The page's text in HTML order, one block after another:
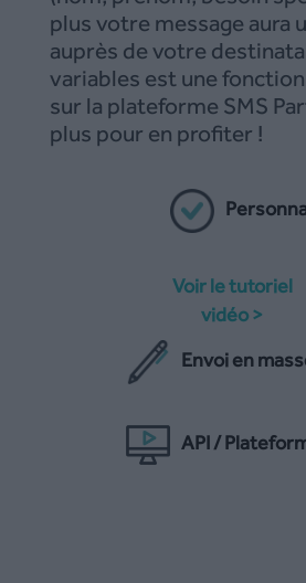
plus votre message aura
auprès de votre
variables est une
sur la plateforme SMS
plus pour en profiter !
Voir le tutoriel
vidéo >
Envoi en
API /